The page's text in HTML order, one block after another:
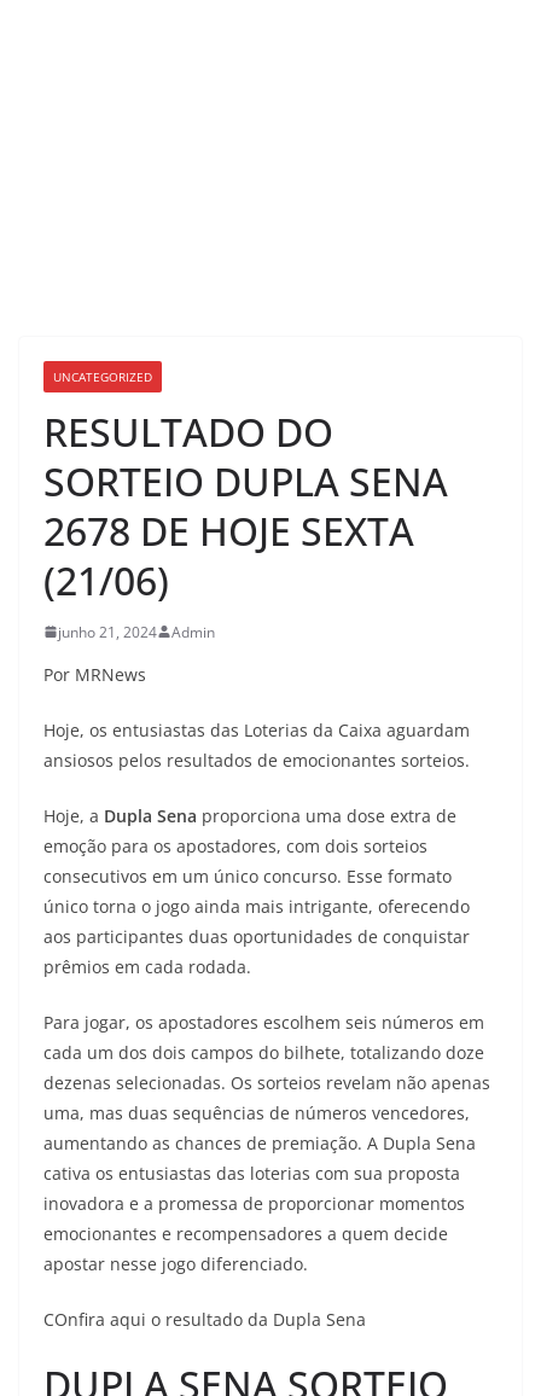
UNCATEGORIZED
RESULTADO DO
SORTEIO DUPLA SENA
2678 DE HOJE SEXTA
(21/06)
junho 21, 2024 Admin
Por MRNews
Hoje, os entusiastas das Loterias da Caixa aguardam
ansiosos pelos resultados de emocionantes sorteios.
Hoje, a Dupla Sena proporciona uma dose extra de
emoção para os apostadores, com dois sorteios
consecutivos em um único concurso. Esse formato
único torna o jogo ainda mais intrigante, oferecendo
aos participantes duas oportunidades de conquistar
prêmios em cada rodada.
Para jogar, os apostadores escolhem seis números em
cada um dos dois campos do bilhete, totalizando doze
dezenas selecionadas. Os sorteios revelam não apenas
uma, mas duas sequências de números vencedores,
aumentando as chances de premiação. A Dupla Sena
cativa os entusiastas das loterias com sua proposta
inovadora e a promessa de proporcionar momentos
emocionantes e recompensadores a quem decide
apostar nesse jogo diferenciado.
COnfira aqui o resultado da Dupla Sena
DUPLA SENA SORTEIO